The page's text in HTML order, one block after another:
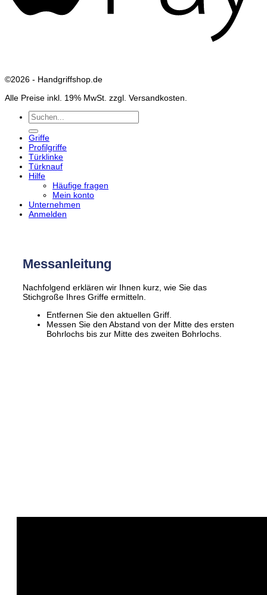
©2026 - Handgriffshop.de
Alle Preise inkl. 19% MwSt. zzgl. Versandkosten.
Suchen
nach:
Griffe
Profilgriffe
Türklinke
Türknauf
Hilfe
Häufige fragen
Mein konto
Unternehmen
Anmelden
Messanleitung
Nachfolgend erklären wir Ihnen kurz, wie Sie das
Stichgroße Ihres Griffe ermitteln.
Entfernen Sie den aktuellen Griff.
Messen Sie den Abstand von der Mitte des ersten
Bohrlochs bis zur Mitte des zweiten Bohrlochs.